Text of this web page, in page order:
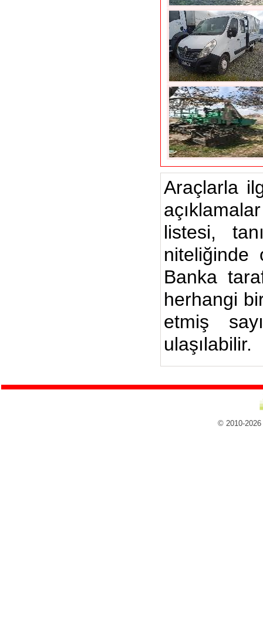
Araçlarla
listesi,
niteliğinde
Banka
herhangi
etmiş
ulaşılabilir.
© 2010-2026